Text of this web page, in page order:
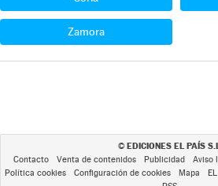
Zamora
© EDICIONES EL PAÍS
Contacto Venta de contenidos Publicidad Aviso
Política cookies
Configuración de cookies Mapa